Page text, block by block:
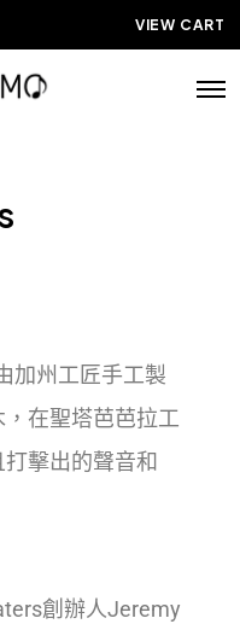
VIEW CART
加州工匠手工製
在聖塔芭芭拉工
擊出的聲音和
創辦人Jeremy